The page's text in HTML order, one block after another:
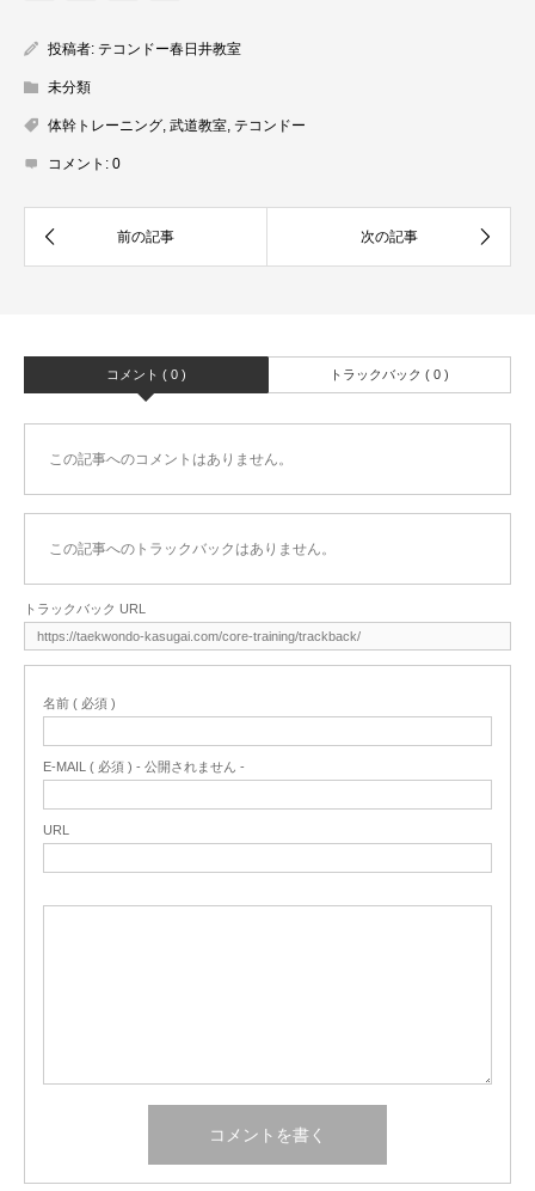
投稿者: テコンドー春日井教室
未分類
体幹トレーニング, 武道教室, テコンドー
コメント: 0
コメント ( 0 ) トラックバック ( 0 )
この記事へのコメントはありません。
この記事へのトラックバックはありません。
トラックバック URL
名前 ( 必須 )
E-MAIL ( 必須 ) - 公開されません -
URL